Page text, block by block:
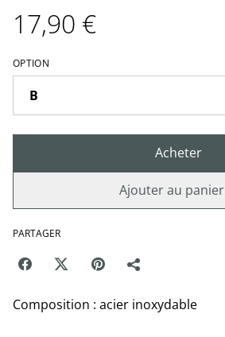
17,90 €
OPTION
Acheter
Ajouter au panier
PARTAGER
Composition : acier inoxydable